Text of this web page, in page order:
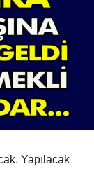
Yapılacak